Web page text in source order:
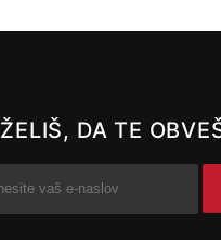
ŽELIŠ, DA TE